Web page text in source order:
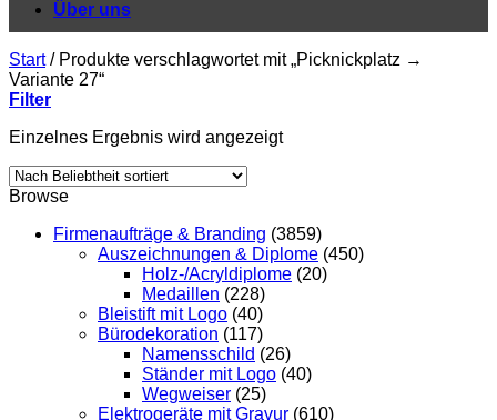
Über uns
Start /Produkte verschlagwortet mit „Picknickplatz →
Variante 27“
Filter
Einzelnes Ergebnis wird angezeigt
Browse
Firmenaufträge & Branding (3859)
Auszeichnungen & Diplome (450)
Holz-/Acryldiplome (20)
Medaillen (228)
Bleistift mit Logo (40)
Bürodekoration (117)
Namensschild (26)
Ständer mit Logo (40)
Wegweiser (25)
Elektrogeräte mit Gravur (610)